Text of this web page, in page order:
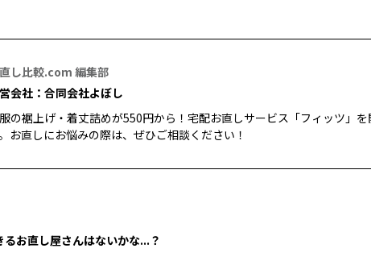
し比較.com 編集部
会社：合同会社よぼし
の裾上げ・着丈詰めが550円から！宅配お直しサービス「フィッツ」
お直しにお悩みの際は、ぜひご相談ください！
お直し屋さんはないかな...？